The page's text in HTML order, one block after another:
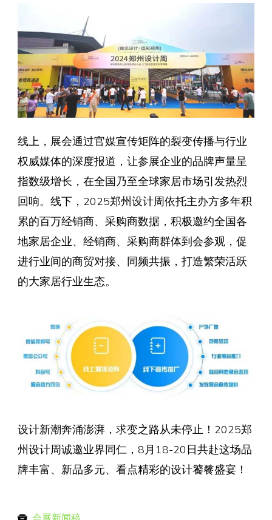
线上，展会通过官媒宣传矩阵的裂变传播与行业
权威媒体的深度报道，让参展企业的品牌声量呈
指数级增长，在全国乃至全球家居市场引发热烈
回响。线下，2025郑州设计周依托主办方多年积
累的百万经销商、采购商数据，积极邀约全国各
地家居企业、经销商、采购商群体到会参观，促
进行业间的商贸对接、同频共振，打造繁荣活跃
的大家居行业生态。
设计新潮奔涌澎湃，求变之路从未停止！2025郑
州设计周诚邀业界同仁，8月18-20日共赴这场品
牌丰富、新品多元、看点精彩的设计饕餮盛宴！
会展新闻稿